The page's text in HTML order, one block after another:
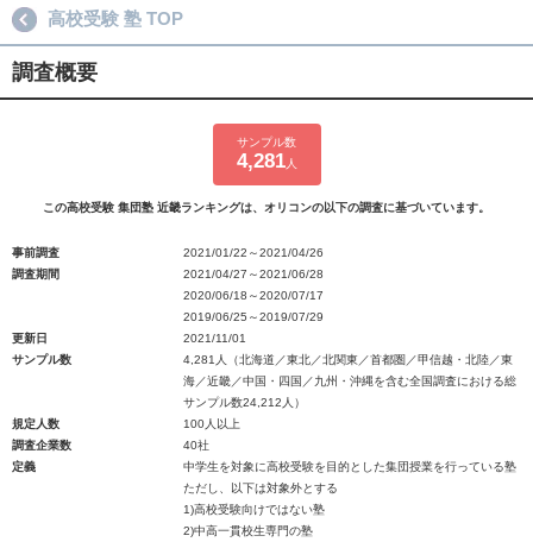
高校受験 塾 TOP
調査概要
サンプル数
4,281人
この高校受験 集団塾 近畿ランキングは、オリコンの以下の調査に基づいています。
事前調査
2021/01/22～2021/04/26
調査期間
2021/04/27～2021/06/28
2020/06/18～2020/07/17
2019/06/25～2019/07/29
更新日
2021/11/01
サンプル数
4,281人（北海道／東北／北関東／首都圏／甲信越・北陸／東
海／近畿／中国・四国／九州・沖縄を含む全国調査における総
サンプル数24,212人）
規定人数
100人以上
調査企業数
40社
定義
中学生を対象に高校受験を目的とした集団授業を行っている塾
ただし、以下は対象外とする
1)高校受験向けではない塾
2)中高一貫校生専門の塾